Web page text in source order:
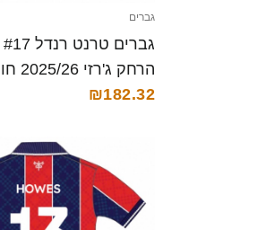
גברים
הרחק ג'רזי 2025/26 חולצה קצרה
₪182.32